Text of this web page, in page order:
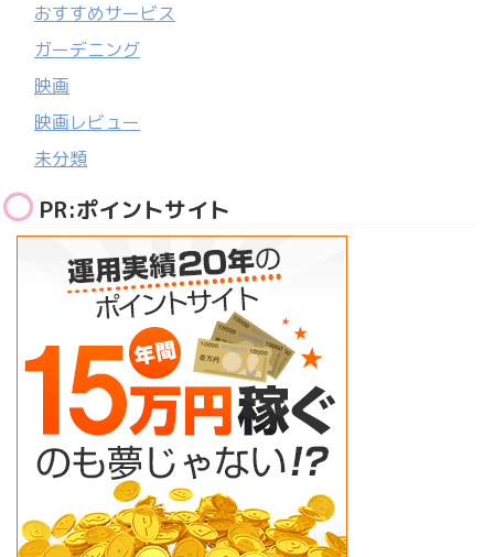
おすすめサービス
ガーデニング
映画
映画レビュー
未分類
PR:ポイントサイト